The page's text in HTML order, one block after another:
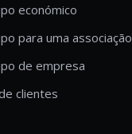
económico
para uma associação
de empresa
clientes